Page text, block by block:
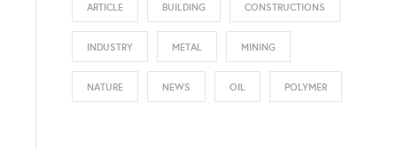
ARTICLE BUILDING CONSTRUCTIONS
INDUSTRY METAL MINING
NATURE NEWS OIL POLYMER